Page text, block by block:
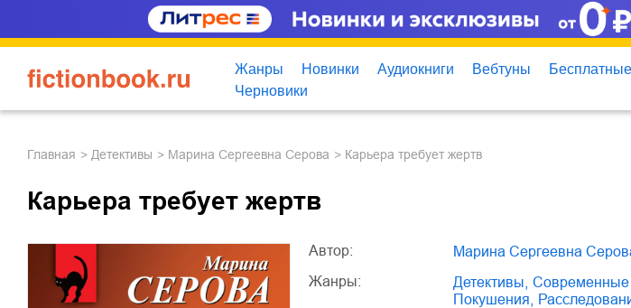
Жанры Новинки Аудиокниги Вебтуны
Черновики
Главная детективы Марина Сергеевна Серова Карьера требует жертв
Карьера требует жертв
Автор:
Марина Сергеевна
Жанры:
детективы
покушения